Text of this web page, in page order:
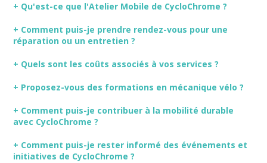
+ Qu'est-ce que l'Atelier Mobile de CycloChrome ?
+ Comment puis-je prendre rendez-vous pour une
réparation ou un entretien ?
+ Quels sont les coûts associés à vos services ?
+ Proposez-vous des formations en mécanique vélo ?
+ Comment puis-je contribuer à la mobilité durable
avec CycloChrome ?
+ Comment puis-je rester informé des événements et
initiatives de CycloChrome ?